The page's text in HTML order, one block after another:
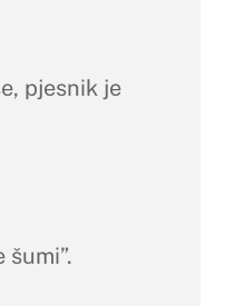
pjesnik je